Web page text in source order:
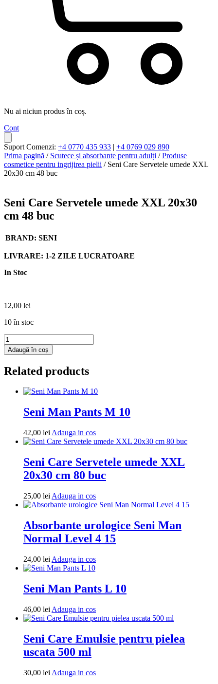
Nu ai niciun produs în coș.
Cont
Suport Comenzi: +4 0770 435 933 | +4 0769 029 890
Prima pagină / Scutece și absorbante pentru adulți /Produse
cosmetice pentru ingrijirea pielii / Seni Care Servetele umede XXL
20x30 cm 48 buc
Seni Care Servetele umede XXL 20x30
cm 48 buc
BRAND: SENI
LIVRARE: 1-2 ZILE LUCRATOARE
In Stoc
12,00 lei
10 în stoc
Cantitate
Seni
Care
umede
20x30
Adaugă în coș
Related products
Seni Man Pants M 10
42,00 lei Adauga in cosAdauga
in
Seni Care Servetele umede XXL
20x30 cm 80 buc
25,00 lei Adauga in cosAdauga
in
Absorbante urologice Seni Man
Normal Level 4 15
24,00 lei Adauga in cosAdauga
Seni Man Pants L 10
46,00 lei Adauga in cosAdauga
in
Seni Care Emulsie pentru pielea
uscata 500 ml
30,00 lei Adauga in cosAdauga